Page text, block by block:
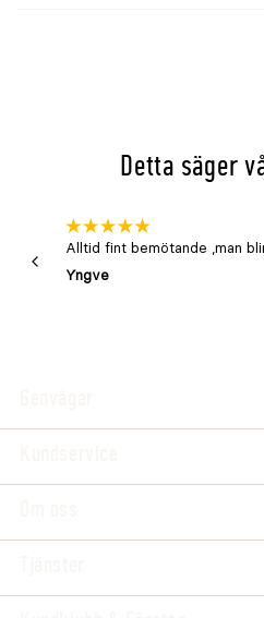
Gänga: M10 med mutter
Total längd: 160mm
Detta säger
Alltid fint bemötande ,man blir
Yngve